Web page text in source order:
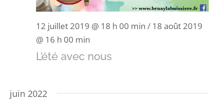
12 juillet 2019 @ 18 h 00 min / 18 août 2019
@ 16 h 00 min
L’été avec nous
juin 2022